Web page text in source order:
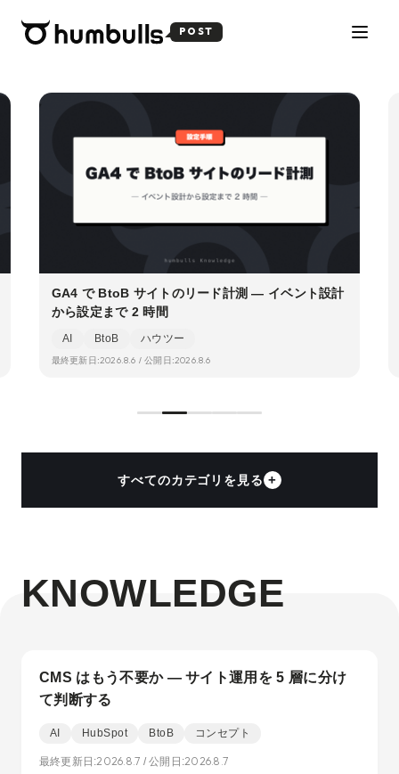
POST
GA4 で BtoB サイトのリード計測 — イベント設計
から設定まで 2 時間
AI BtoB ハウツー
最終更新日:2026.8.6 / 公開日:2026.8.6
すべてのカテゴリを見る +
KNOWLEDGE
CMS はもう不要か — サイト運用を 5 層に分け
て判断する
AI HubSpot BtoB コンセプト
最終更新日:2026.8.7 / 公開日:2026.8.7